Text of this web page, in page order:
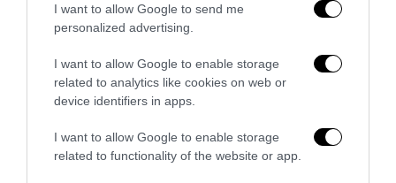
I want to allow Google to send me
personalized advertising.
I want to allow Google to enable storage
related to analytics like cookies on web or
device identifiers in apps.
I want to allow Google to enable storage
related to functionality of the website or app.
14 Luglio 2026